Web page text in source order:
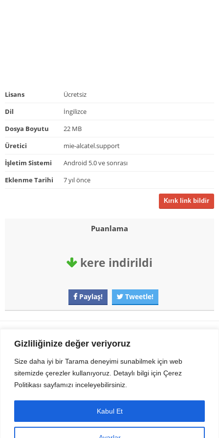
Gizliliğinize değer veriyoruz
Size daha iyi bir Tarama deneyimi sunabilmek için web
sitemizde çerezler kullanıyoruz. Detaylı bilgi için Çerez
Politikası sayfamızı inceleyebilirsiniz.
Kabul Et
Lisans
Ücretsiz
Dil
İngilizce
Dosya Boyutu
22 MB
Üretici
mie-alcatel.support
İşletim Sistemi
Android 5.0 ve sonrası
Eklenme Tarihi
7 yıl önce
Kırık link bildir
Puanlama
kere indirildi
Paylaş! Tweetle!
Gezi Seyahat indirvip apk
Sitemizden Son sürüm Program, Android Uygulama, Android Oyun, Apk
Dosyalarını indirip güvenle bilgisayar ve cep telefonlarınızda kullanabilirsiniz.